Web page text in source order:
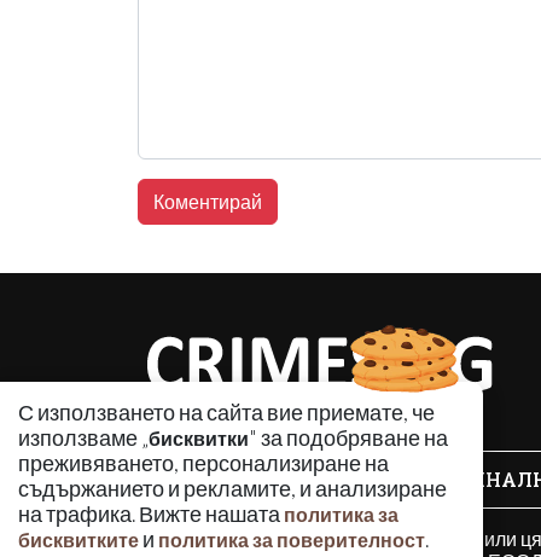
С използването на сайта вие приемате, че
използваме „бисквитки" за подобряване на
преживяването, персонализиране на
съдържанието и рекламите, и анализиране
на трафика. Вижте нашата политика за
бисквитките и политика за поверителност.
Използването и публикуването на част или